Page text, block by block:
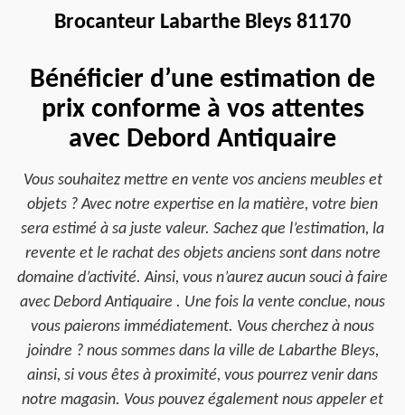
Brocanteur Labarthe Bleys 81170
Bénéficier d’une estimation de
prix conforme à vos attentes
avec Debord Antiquaire
Vous souhaitez mettre en vente vos anciens meubles et
objets ? Avec notre expertise en la matière, votre bien
sera estimé à sa juste valeur. Sachez que l’estimation, la
revente et le rachat des objets anciens sont dans notre
domaine d’activité. Ainsi, vous n’aurez aucun souci à faire
avec Debord Antiquaire . Une fois la vente conclue, nous
vous paierons immédiatement. Vous cherchez à nous
joindre ? nous sommes dans la ville de Labarthe Bleys,
ainsi, si vous êtes à proximité, vous pourrez venir dans
notre magasin. Vous pouvez également nous appeler et